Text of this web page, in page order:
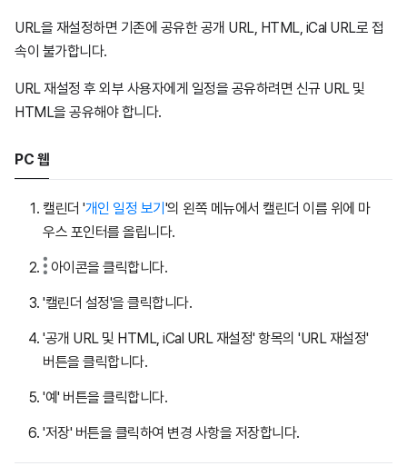
URL을 재설정하면 기존에 공유한 공개 URL, HTML, iCal URL로 접
속이 불가합니다.
URL 재설정 후 외부 사용자에게 일정을 공유하려면 신규 URL 및
HTML을 공유해야 합니다.
PC 웹
캘린더 '개인 일정 보기'의 왼쪽 메뉴에서 캘린더 이름 위에 마
우스 포인터를 올립니다.
아이콘을 클릭합니다.
'캘린더 설정'을 클릭합니다.
'공개 URL 및 HTML, iCal URL 재설정' 항목의 'URL 재설정'
버튼을 클릭합니다.
'예' 버튼을 클릭합니다.
'저장' 버튼을 클릭하여 변경 사항을 저장합니다.